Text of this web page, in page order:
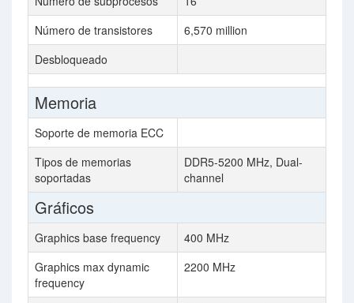
Número de transistores
6,570 million
Desbloqueado
Memoria
Soporte de memoria ECC
Tipos de memorias
soportadas
DDR5-5200 MHz, Dual-
channel
Gráficos
Graphics base frequency
400 MHz
Graphics max dynamic
frequency
2200 MHz